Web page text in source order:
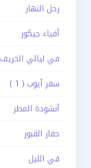
رحل النهار
أفياء جيكور
في ليالي الخريف
سفر أيوب ( 1 )
أنشودة المطر
حفار القبور
في الليل